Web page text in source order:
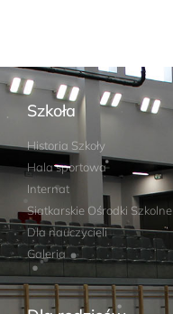
Szkoła
Historia Szkoły
Hala sportowa
Internat
Siatkarskie Ośrodki Szkolne
Dla nauczycieli
Galeria